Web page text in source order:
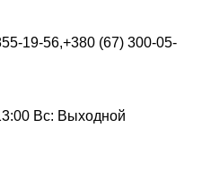
19-56,+380 (67) 300-05-
Вс: Выходной